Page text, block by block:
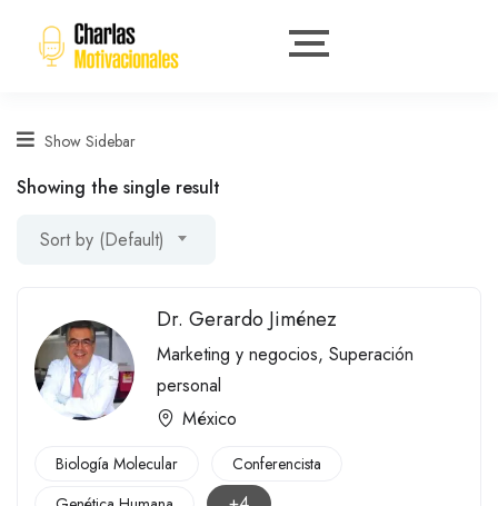
Show Sidebar
Showing the single result
Sort by (Default)
Dr. Gerardo Jiménez
Marketing y negocios, Superación
personal
México
Biología Molecular
Conferencista